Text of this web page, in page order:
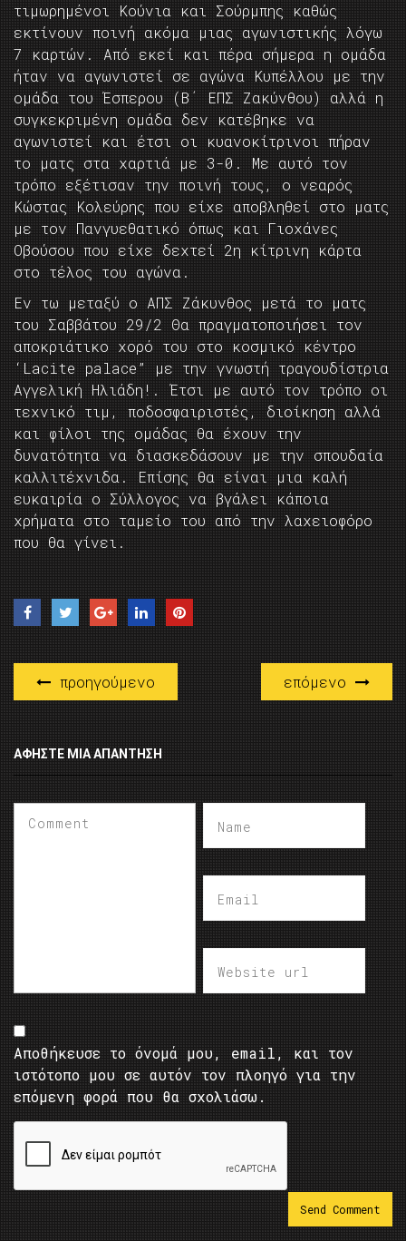
τιμωρημένοι Κούνια και Σούρμπης καθώς
εκτίνουν ποινή ακόμα μιας αγωνιστικής λόγω
7 καρτών. Από εκεί και πέρα σήμερα η ομάδα
ήταν να αγωνιστεί σε αγώνα Κυπέλλου με την
ομάδα του Έσπερου (Β΄ ΕΠΣ Ζακύνθου) αλλά η
συγκεκριμένη ομάδα δεν κατέβηκε να
αγωνιστεί και έτσι οι κυανοκίτρινοι πήραν
το ματς στα χαρτιά με 3-0. Με αυτό τον
τρόπο εξέτισαν την ποινή τους, ο νεαρός
Κώστας Κολεύρης που είχε αποβληθεί στο ματς
με τον Πανγυεθατικό όπως και Γιοχάνες
Οβούσου που είχε δεχτεί 2η κίτρινη κάρτα
στο τέλος του αγώνα.
Εν τω μεταξύ ο ΑΠΣ Ζάκυνθος μετά το ματς
του Σαββάτου 29/2 Θα πραγματοποιήσει τον
αποκριάτικο χορό του στο κοσμικό κέντρο
‘Lacite palace” με την γνωστή τραγουδίστρια
Αγγελική Ηλιάδη!. Έτσι με αυτό τον τρόπο οι
τεχνικό τιμ, ποδοσφαιριστές, διοίκηση αλλά
και φίλοι της ομάδας θα έχουν την
δυνατότητα να διασκεδάσουν με την σπουδαία
καλλιτέχνιδα. Επίσης θα είναι μια καλή
ευκαιρία ο Σύλλογος να βγάλει κάποια
χρήματα στο ταμείο του από την λαχειοφόρο
που θα γίνει.
προηγούμενο επόμενο
ΑΦΉΣΤΕ ΜΙΑ ΑΠΆΝΤΗΣΗ
Αποθήκευσε το όνομά μου, email, και τον
ιστότοπο μου σε αυτόν τον πλοηγό για την
επόμενη φορά που θα σχολιάσω.